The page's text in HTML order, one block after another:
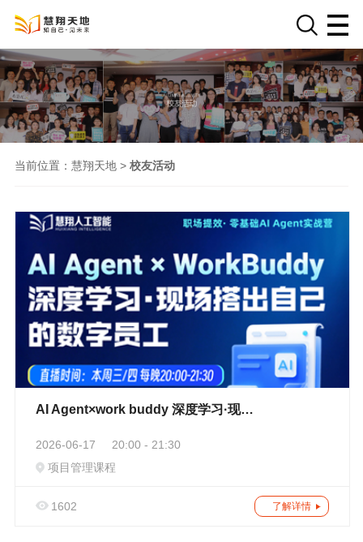
当前位置： 慧翔天地> 校友活动
AI Agent×work buddy 深度学习·现场搭出自己的数字员工
2026-06-17
20:00 - 21:30
项目管理课程
1602 了解详情